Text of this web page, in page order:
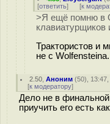
[ответить] [к
>Я ещё помню в
Трактористов и
не с Wolfensteinа.
2.50 ,Аноним (50),
[к модератору]
Дело не в финальной
приучить его есть